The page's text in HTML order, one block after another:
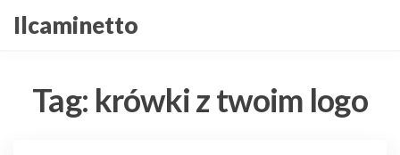
Przejdź
doIlcaminetto
Tag: krówki z twoim logo